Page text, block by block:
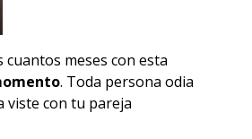
meses con esta
. Toda persona odia
viste con tu pareja